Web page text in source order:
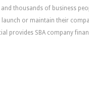
thousands of business
or maintain their
provides SBA company